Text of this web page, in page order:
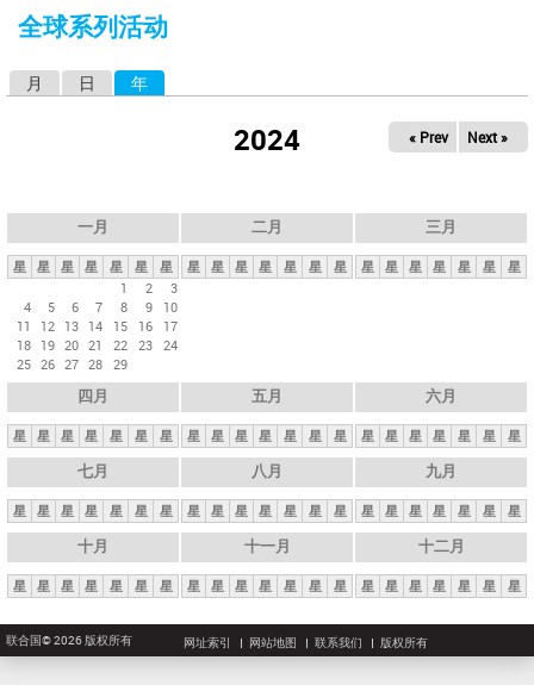
这
全球系列活动
月 日 年
2024 « Prev Next »
一月
星 星 星 星 星 星
星
1
2
3
4
5 6 7 8 9
10
11
12 13 14 15 16
17
18 19 20 21 22 23 24
25 26 27 28 29
二月
星 星 星 星 星 星 星
三月
星 星 星 星 星 星 星
四月
星 星 星 星 星 星 星
五月
星 星 星 星 星 星 星
六月
星 星 星 星 星 星 星
七月
星 星 星 星 星 星 星
八月
星 星 星 星 星 星 星
九月
星 星 星 星 星 星 星
十月
星 星 星 星 星 星 星
十一月
星 星 星 星 星 星 星
十二月
星 星 星 星 星 星 星
联合国© 2026 版权所有 网址索引 网站地图 联系我们 版权所有